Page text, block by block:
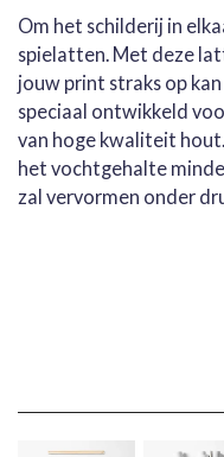
Om het schilderij in
spielatten. Met deze
jouw print straks op
speciaal ontwikkeld
van hoge kwaliteit
het vochtgehalte
zal vervormen onder